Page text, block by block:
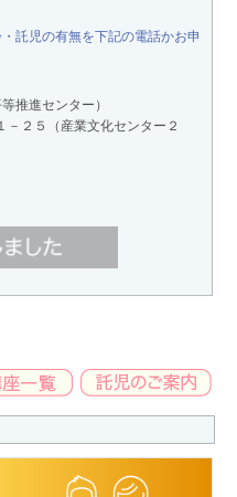
託児の有無を下記の電話かお申
推進センター）
２５（産業文化センター２